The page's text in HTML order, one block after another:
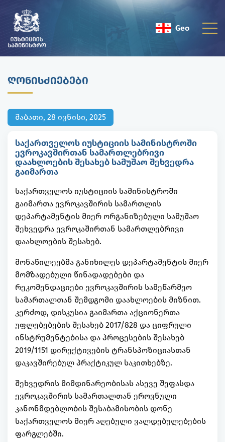
Geo
ᲦᲝᲜᲘᲡᲫᲘᲔᲑᲔᲑᲘ
შაბათი, 28 ივნისი, 2025
საქართველოს იუსტიციის სამინისტროში
ევროკავშირთან სამართლებრივი
დაახლოების შესახებ სამუშაო შეხვედრა
გაიმართა
საქართველოს იუსტიციის სამინისტროში
გაიმართა ევროკავშირის სამართლის
დეპარტამენტის მიერ ორგანიზებული სამუშაო
შეხვედრა ევროკაშირთან სამართლებრივი
დაახლოების შესახებ.
მონაწილეებმა განიხილეს დეპარტამენტის მიერ
მომზადებული წინადადებები და
რეკომენდაციები ევროკავშირის სამეწარმეო
სამართალთან შემდგომი დაახლოების მიზნით.
კერძოდ, დისკუსია გაიმართა აქციონერთა
უფლებებების შესახებ 2017/828 და ციფრული
ინსტრუმენტებისა და პროცესების შესახებ
2019/1151 დირექტივების ტრანსპოზიციასთან
დაკავშირებულ პრაქტიკულ საკითხებზე.
შეხვედრის მიმდინარეობისას ასევე შეფასდა
ევროკავშირის სამართალთან ეროვნული
კანონმდებლობის შესაბამისობის დონე
საქართველოს მიერ აღებული ვალდებულებების
ფარგლებში.